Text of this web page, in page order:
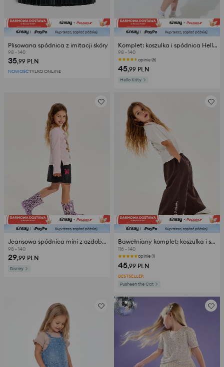
Plisowana spódnica z imitacji skóry
98 - 140
35,99 PLN
NOWOŚĆTYLKO ONLINE
Komplet: koszulka i spódnica Hello Kitty
98 - 140
opinie (8)
45,99 PLN
Hello Kitty
Jeansowa spódnica mini z ozdobnymi cekinami Minnie Mouse
98 - 140
29,99 PLN
Disney
Bawełniany komplet: koszulka i spodnie Pusheen the Cat
116 - 140
opinie (1)
45,99 PLN
BESTSELLER
Pusheen the Cat